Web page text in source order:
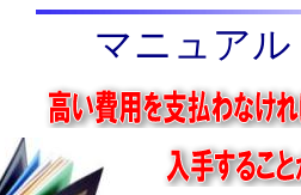
マニュアル